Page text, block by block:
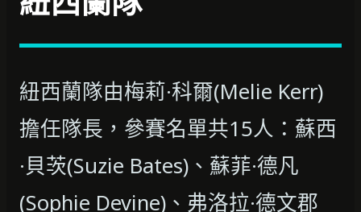
紐西蘭隊由梅莉·科爾(Melie Kerr)
擔任隊長，參賽名單共15人：蘇西
·貝茨(Suzie Bates)、蘇菲·德凡
(Sophie Devine)、弗洛拉·德文郡